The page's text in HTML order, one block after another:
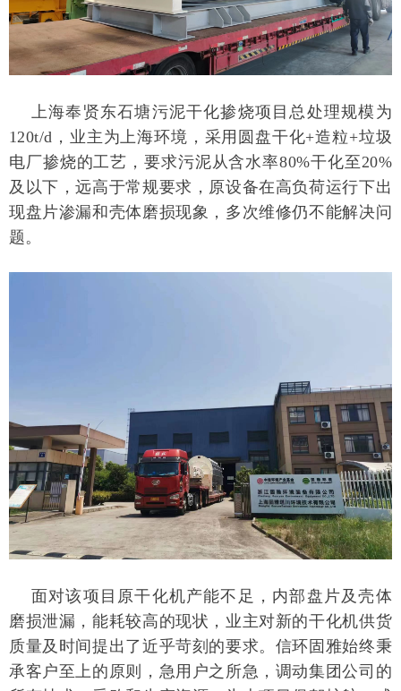
上海奉贤东石塘污泥干化掺烧项目总处理规模为
120t/d ，业主为上海环境，采用圆盘干化+造粒+垃圾
电厂掺烧的工艺，要求污泥从含水率80%干化至20%
及以下，远高于常规要求，原设备在高负荷运行下出
现盘片渗漏和壳体磨损现象，多次维修仍不能解决问
题。
面对该项目原干化机产能不足，内部盘片及壳体
磨损泄漏，能耗较高的现状，业主对新的干化机供货
质量及时间提出了近乎苛刻的要求。信环固雅始终秉
承客户至上的原则，急用户之所急，调动集团公司的